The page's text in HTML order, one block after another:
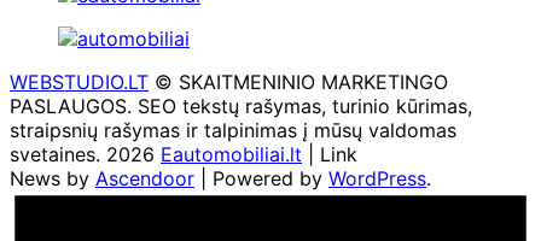
WEBSTUDIO.LT © SKAITMENINIO MARKETINGO
PASLAUGOS. SEO tekstų rašymas, turinio kūrimas,
straipsnių rašymas ir talpinimas į mūsų valdomas
svetaines. 2026 Eautomobiliai.lt | Link
News by Ascendoor | Powered by WordPress.